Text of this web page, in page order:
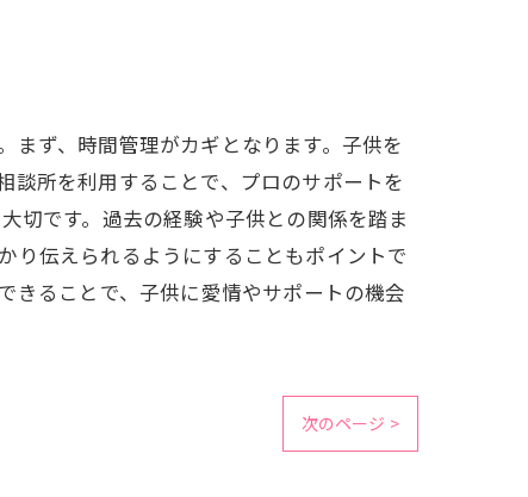
ず、時間管理がカギとなります。子供を
談所を利用することで、プロのサポートを
切です。過去の経験や子供との関係を踏ま
り伝えられるようにすることもポイントで
きることで、子供に愛情やサポートの機会
次のページ >